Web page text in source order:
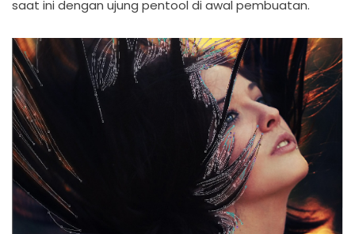
saat ini dengan ujung pentool di awal pembuatan.